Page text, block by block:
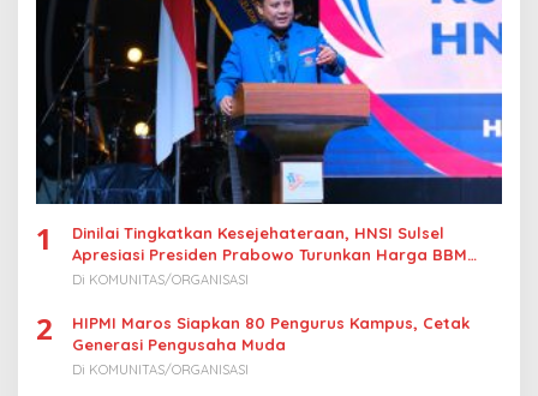
o
1
Dinilai Tingkatkan Kesejehateraan, HNSI Sulsel
Apresiasi Presiden Prabowo Turunkan Harga BBM
Nelayan
Di KOMUNITAS/ORGANISASI
2
HIPMI Maros Siapkan 80 Pengurus Kampus, Cetak
Generasi Pengusaha Muda
Di KOMUNITAS/ORGANISASI